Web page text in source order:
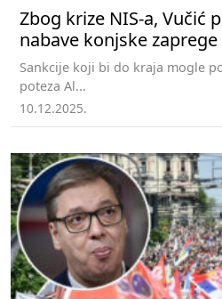
Zbog krize NIS-a, Vučić
nabave konjske zaprege
Sankcije koji bi do kraja mogle
poteza Al...
10.12.2025.